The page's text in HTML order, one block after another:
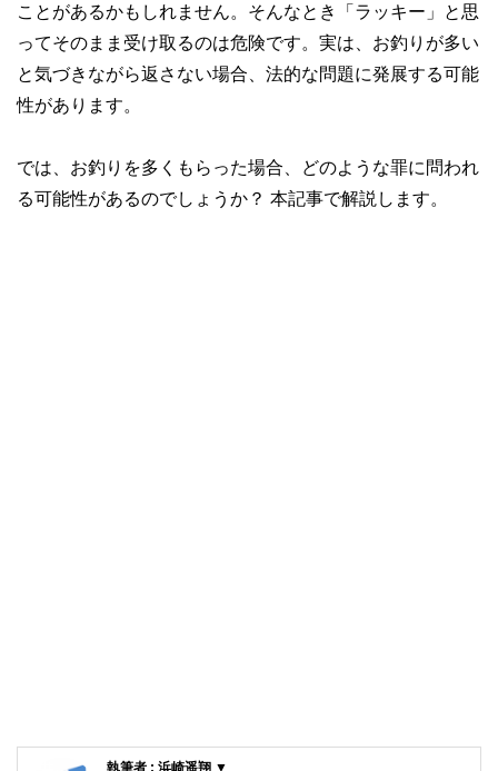
ことがあるかもしれません。そんなとき「ラッキー」と思
ってそのまま受け取るのは危険です。実は、お釣りが多い
と気づきながら返さない場合、法的な問題に発展する可能
性があります。
では、お釣りを多くもらった場合、どのような罪に問われ
る可能性があるのでしょうか？ 本記事で解説します。
執筆者 : 浜崎遥翔 ▼